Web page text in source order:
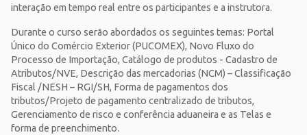
interação em tempo real entre os participantes e a instrutora.
Durante o curso serão abordados os seguintes temas: Portal
Único do Comércio Exterior (PUCOMEX), Novo Fluxo do
Processo de Importação, Catálogo de produtos - Cadastro de
Atributos/NVE, Descrição das mercadorias (NCM) – Classificação
Fiscal /NESH – RGI/SH, Forma de pagamentos dos
tributos/Projeto de pagamento centralizado de tributos,
Gerenciamento de risco e conferência aduaneira e as Telas e
forma de preenchimento.